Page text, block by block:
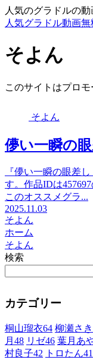
人気のグラドルの
人気グラドル動画
そよん
このサイトはプロモ
そよん
儚い一瞬の
『儚い一瞬の眼差
す。作品IDは
このオススメグラ...
2025.11.03
そよん
ホーム
そよん
検索
カテゴリー
桐山瑠衣64 柳瀬さき
月 48 リゼ46 葉月あ
村良子42 トロたん41